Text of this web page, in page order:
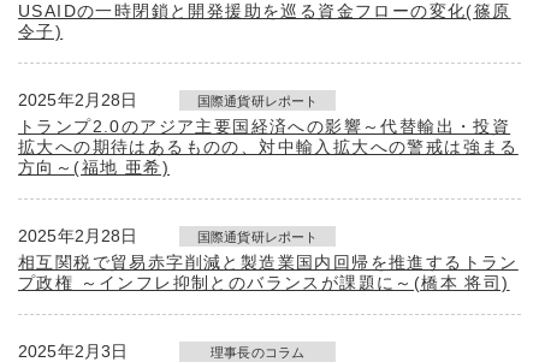
USAIDの一時閉鎖と開発援助を巡る資金フローの変化(篠原
令子)
2025年2月28日 国際通貨研レポート
トランプ2.0のアジア主要国経済への影響～代替輸出・投資
拡大への期待はあるものの、対中輸入拡大への警戒は強まる
方向～(福地 亜希)
2025年2月28日 国際通貨研レポート
相互関税で貿易赤字削減と製造業国内回帰を推進するトラン
プ政権 ～インフレ抑制とのバランスが課題に～(橋本 将司)
2025年2月3日 理事長のコラム